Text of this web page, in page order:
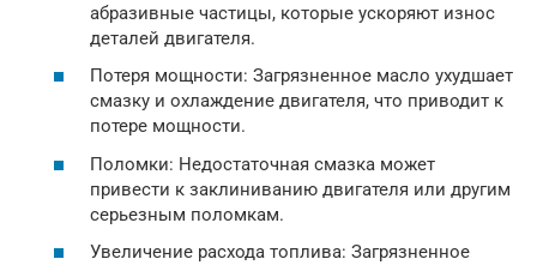
абразивные частицы, которые ускоряют износ
деталей двигателя.
Потеря мощности: Загрязненное масло ухудшает
смазку и охлаждение двигателя, что приводит к
потере мощности.
Поломки: Недостаточная смазка может
привести к заклиниванию двигателя или другим
серьезным поломкам.
Увеличение расхода топлива: Загрязненное